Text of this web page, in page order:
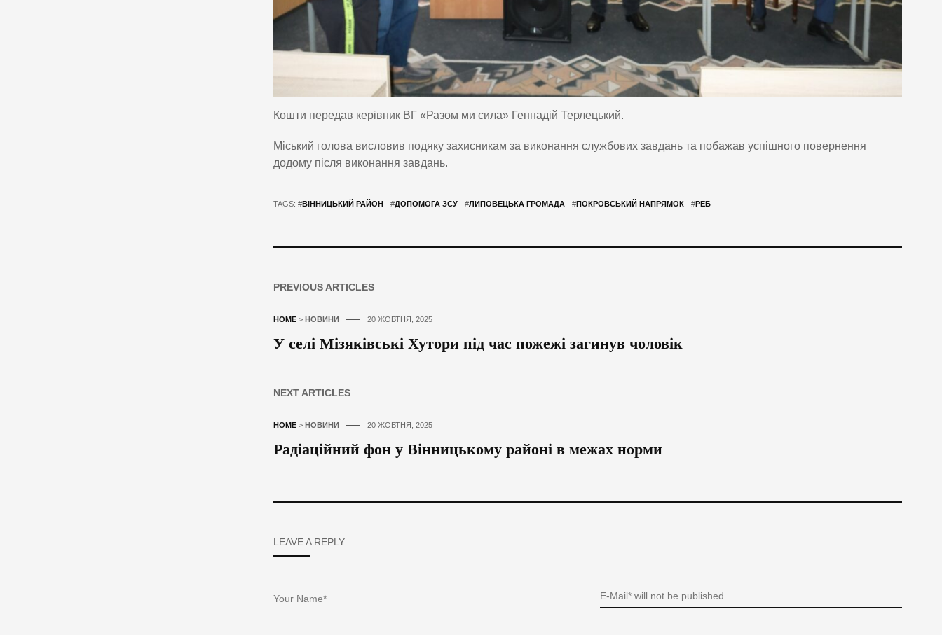
Кошти передав керівник ВГ «Разом ми сила» Геннадій Терлецький.
Міський голова висловив подяку захисникам за виконання службових завдань та побажав успішного повернення
додому після виконання завдань.
TAGS: #ВІННИЦЬКИЙ РАЙОН #ДОПОМОГА ЗСУ #ЛИПОВЕЦЬКА ГРОМАДА #ПОКРОВСЬКИЙ НАПРЯМОК #РЕБ
PREVIOUS ARTICLES
HOME> НОВИНИ 20 ЖОВТНЯ, 2025
У селі Мізяківські Хутори під час пожежі загинув чоловік
NEXT ARTICLES
HOME> НОВИНИ 20 ЖОВТНЯ, 2025
Радіаційний фон у Вінницькому районі в межах норми
LEAVE A REPLY